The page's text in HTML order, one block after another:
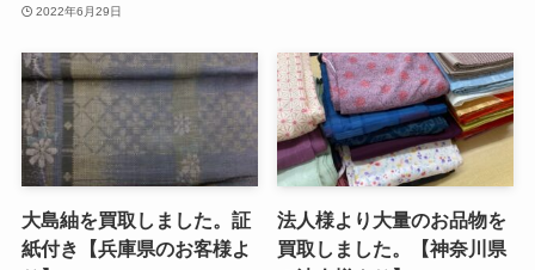
2022年6月29日
大島紬を買取しました。証
紙付き【兵庫県のお客様よ
法人様より大量のお品物を
買取しました。【神奈川県